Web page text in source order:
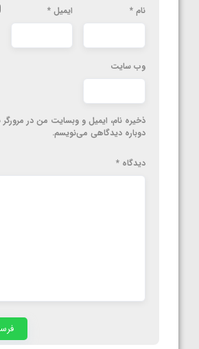
نام * ایمیل *
وب‌ سایت
ذخیره نام، ایمیل و وبسایت من در مرورگر
دوباره دیدگاهی می‌نویسم.
دیدگاه *